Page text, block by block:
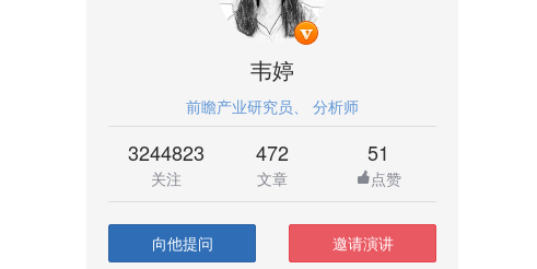
韦婷
前瞻产业研究员、 分析师
3244823
关注
472
文章
51
点赞
向他提问 邀请演讲